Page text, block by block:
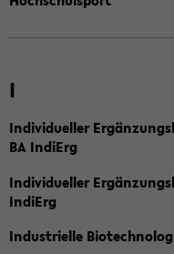
I
Individueller
BA IndiErg
Individueller
IndiErg
Industrielle